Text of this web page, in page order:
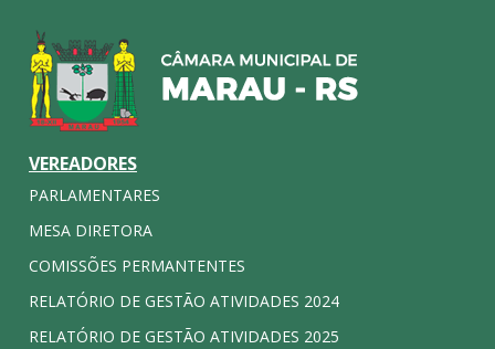
VEREADORES
PARLAMENTARES
MESA DIRETORA
COMISSÕES PERMANTENTES
RELATÓRIO DE GESTÃO ATIVIDADES 2024
RELATÓRIO DE GESTÃO ATIVIDADES 2025